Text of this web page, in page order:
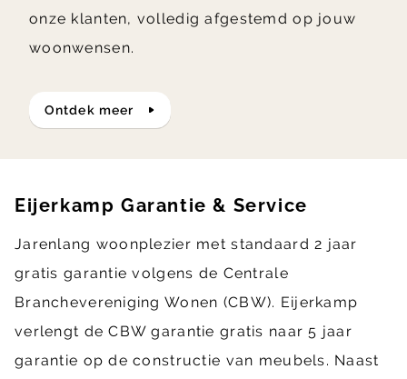
onze klanten, volledig afgestemd op jouw
woonwensen.
ontdek meer
Eijerkamp Garantie & Service
Jarenlang woonplezier met standaard 2 jaar
gratis garantie volgens de Centrale
Branchevereniging Wonen (CBW). Eijerkamp
verlengt de CBW garantie gratis naar 5 jaar
garantie op de constructie van meubels. Naast